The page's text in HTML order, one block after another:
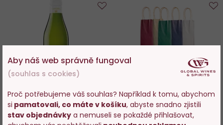
Torres Viňa Sol Blanco mini
Taška papírová Longer pro 1-
2 láhve zelená
Aby náš web správně fungoval
(souhlas s cookies)
Proč potřebujeme váš souhlas? Například k tomu, abychom
si pamatovali, co máte v košíku, abyste snadno zjistili
stav objednávky a nemuseli se pokaždé přihlašovat,
Vstupujete na stránky
s prodejem alkoholu. Prosím